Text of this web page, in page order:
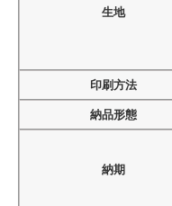
生地
印刷方法
納品形態
納期